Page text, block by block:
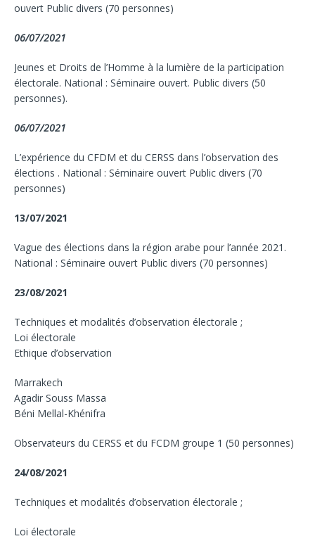
ouvert Public divers (70 personnes)
06/07/2021
Jeunes et Droits de l’Homme à la lumière de la participation
électorale. National : Séminaire ouvert. Public divers (50
personnes).
06/07/2021
L’expérience du CFDM et du CERSS dans l’observation des
élections . National : Séminaire ouvert Public divers (70
personnes)
13/07/2021
Vague des élections dans la région arabe pour l’année 2021.
National : Séminaire ouvert Public divers (70 personnes)
23/08/2021
Techniques et modalités d’observation électorale ;
Loi électorale
Ethique d’observation
Marrakech
Agadir Souss Massa
Béni Mellal-Khénifra
Observateurs du CERSS et du FCDM groupe 1 (50 personnes)
24/08/2021
Techniques et modalités d’observation électorale ;
Loi électorale